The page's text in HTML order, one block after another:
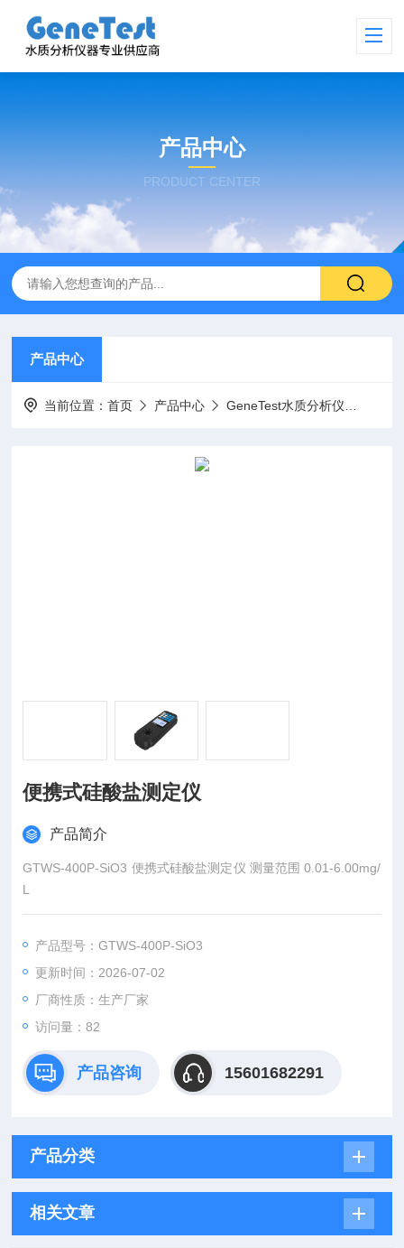
产品中心
PRODUCT CENTER
产品中心
当前位置：首页 产品中心 GeneTest水质分析仪
便携式硅酸盐测定仪
产品简介
GTWS-400P-SiO3 便携式硅酸盐测定仪 测量范围 0.01-6.00mg/
L
产品型号：GTWS-400P-SiO3
更新时间：2026-07-02
厂商性质：生产厂家
访问量：82
产品咨询 15601682291
产品分类
相关文章